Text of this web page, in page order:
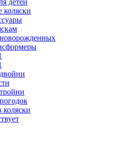
детей
коляски
коляски